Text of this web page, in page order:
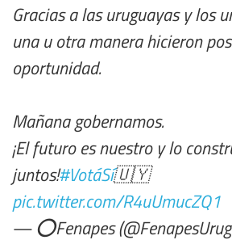
Gracias a las uruguayas y los
una u otra manera hicieron
oportunidad.
Mañana gobernamos.
¡El futuro es nuestro y lo
juntos!#VotáSí🇺🇾
pic.twitter.com/R4uUmucZQ1
— ⭕️Fenapes